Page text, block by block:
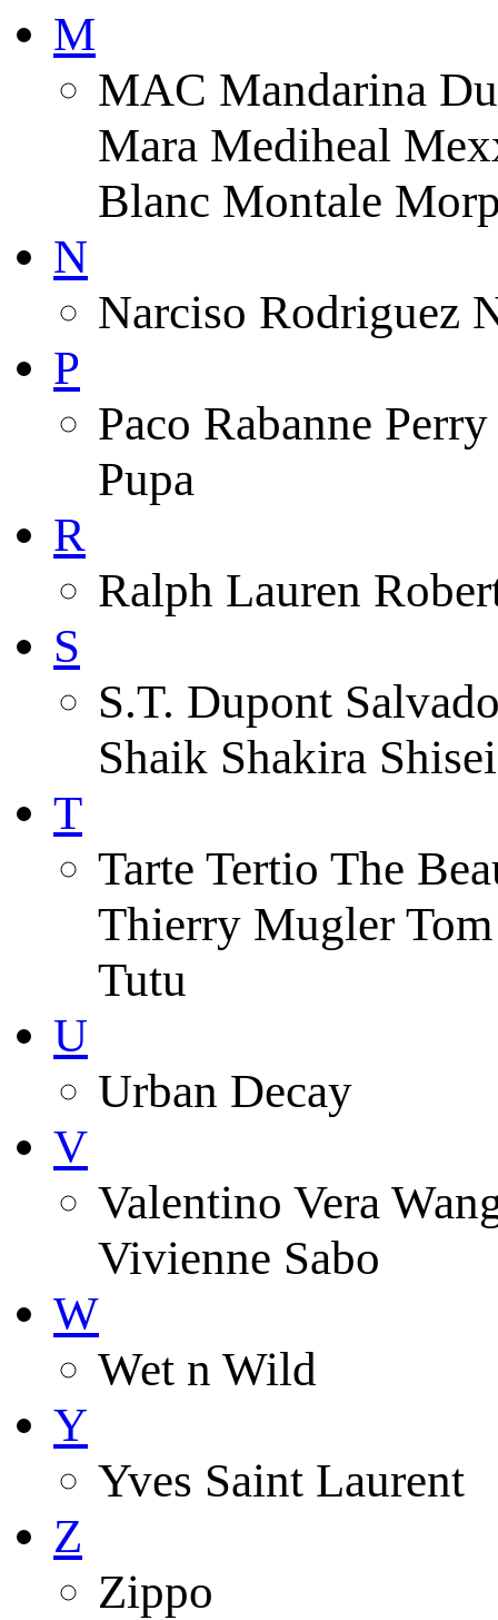
M
MAC Mandarina
Mara Mediheal
Blanc Montale
N
Narciso Rodriguez
P
Paco Rabanne
Pupa
R
Ralph Lauren
S
S.T. Dupont
Shaik Shakira
T
Tarte Tertio The
Thierry Mugler
Tutu
U
Urban Decay
V
Valentino Vera
Vivienne Sabo
W
Wet n Wild
Y
Yves Saint Laurent
Z
Zippo